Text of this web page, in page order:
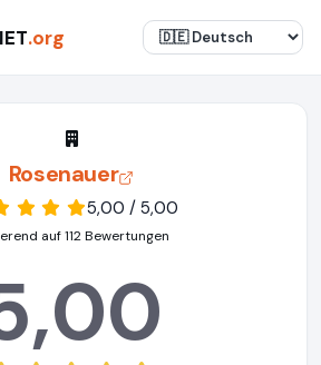
.org
Rosenauer
5,00 / 5,00
auf 112 Bewertungen